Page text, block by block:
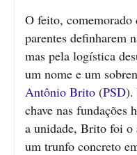
O feito,
parentes definharem
mas pela logística
um nome e um
Antônio Brito (PSD).
chave nas fundações
a unidade, Brito foi o
um trunfo concreto